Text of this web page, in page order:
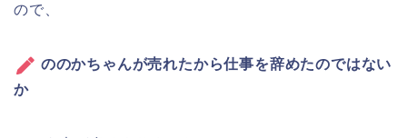
ので、
ののかちゃんが売れたから仕事を辞めたのではない
か